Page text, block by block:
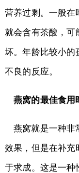
营养过剩。一般在
就会含有茶酸，可
坏。年龄比较小的
不良的反应。
燕窝的最佳食用
燕窝就是一种非
效果，但是在补充
于求成。这是一种